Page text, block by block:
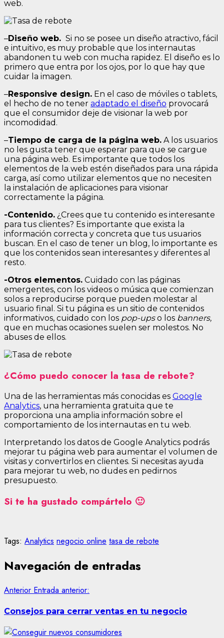
web.
–Diseño web. Si no se posee un diseño atractivo, fácil
e intuitivo, es muy probable que los internautas
abandonen tu web con mucha rapidez. El diseño es lo
primero que entra por los ojos, por lo que hay que
cuidar la imagen.
–Responsive design. En el caso de móviles o tablets,
el hecho de no tener adaptado el diseño provocará
que el consumidor deje de visionar la web por
incomodidad.
–Tiempo de carga de la página web. A los usuarios
no les gusta tener que esperar para que se cargue
una página web. Es importante que todos los
elementos de la web estén diseñados para una rápida
carga, así como utilizar elementos que no necesiten
la instalación de aplicaciones para visionar
correctamente la página.
-Contenido. ¿Crees que tu contenido es interesante
para tus clientes? Es importante que exista la
información correcta y concreta que tus usuarios
buscan. En el caso de tener un blog, lo importante es
que los contenidos sean interesantes y diferentes al
resto.
-Otros elementos. Cuidado con las páginas
emergentes, con los videos o música que comienzan
solos a reproducirse porque pueden molestar al
usuario final. Si tu página es un sitio de contenidos
informativos, cuidado con los pop-upso los banners,
que en muchas ocasiones suelen ser molestos. No
abuses de ellos.
¿Cómo puedo conocer la tasa de rebote?
Una de las herramientas más conocidas es Google
Analytics, una herramienta gratuita que te
proporciona una amplia información sobre el
comportamiento de los internautas en tu web.
Interpretando los datos de Google Analytics podrás
mejorar tu página web para aumentar el volumen de
visitas y convertirlos en clientes. Si necesitas ayuda
para mejorar tu web, no dudes en pedirnos
presupuesto.
Si te ha gustado compártelo 🙂
Tags: Analytics negocio online tasa de rebote
Navegación de entradas
Anterior Entrada anterior:
Consejos para cerrar ventas en tu negocio